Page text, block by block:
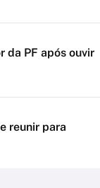
da PF após ouvir
reunir para